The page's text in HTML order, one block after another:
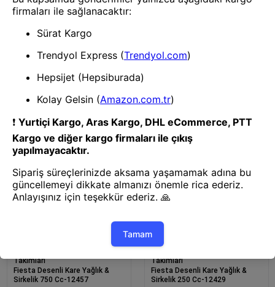
Takımları
Tuzluk Seti-12484
Takımları
Takımları
Fiesta Desenli Kare Yağlık &
Sirkelik 750 Cc-12457
Takımları
Fiesta Desenli Kare Yağlık &
Sirkelik 250 Cc-12429